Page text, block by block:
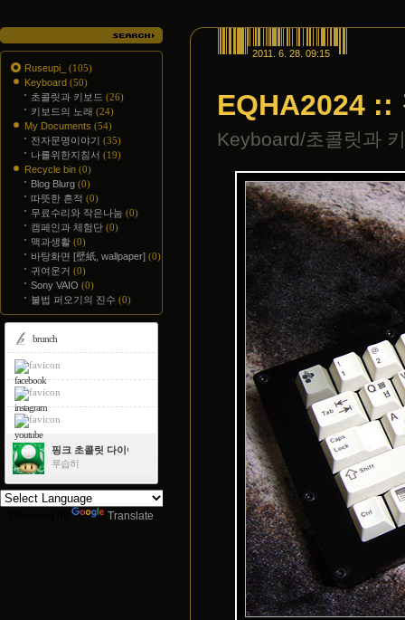
2011. 6. 28. 09:15
EQHA2024 ::
Keyboard/초콜릿과
Ruseupi_ (105)
Keyboard (50)
초콜릿과 키보드 (26)
키보드의 노래 (24)
My Documents (54)
전자문명이야기 (35)
나를위한지침서 (19)
Recycle bin (0)
Blog Blurg (0)
따뜻한 흔적 (0)
무료수리와 작은나눔 (0)
캠페인과 체험단 (0)
맥과생활 (0)
바탕화면 [壁紙, wallpaper] (0)
귀여운거 (0)
Sony VAIO (0)
불법 퍼오기의 진수 (0)
brunch
facebook
instagram
youtube
핑크 초콜릿 다이아몬드
루습히
Translate